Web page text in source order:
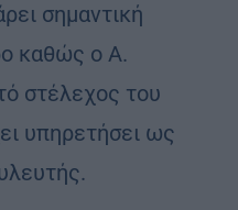
σημαντική
καθώς ο Α.
στέλεχος του
υπηρετήσει ως